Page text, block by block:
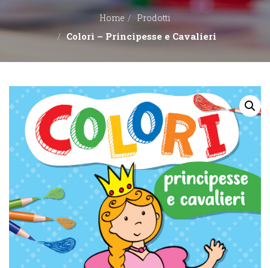
EDITORI
CONTATTACI
LIBRERIE
Home Prodotti
Colorì – Principesse e Cavalieri